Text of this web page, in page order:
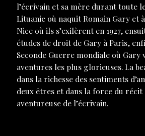
l’écrivain et sa mère durant toute
Lituanie où naquit Romain Gary et
Nice où ils s’exilèrent en 1927,
études de droit de Gary à Paris,
Seconde Guerre mondiale où Gary
aventures les plus glorieuses. La
dans la richesse des sentiments
deux êtres et dans la force du récit
aventureuse de l’écrivain.